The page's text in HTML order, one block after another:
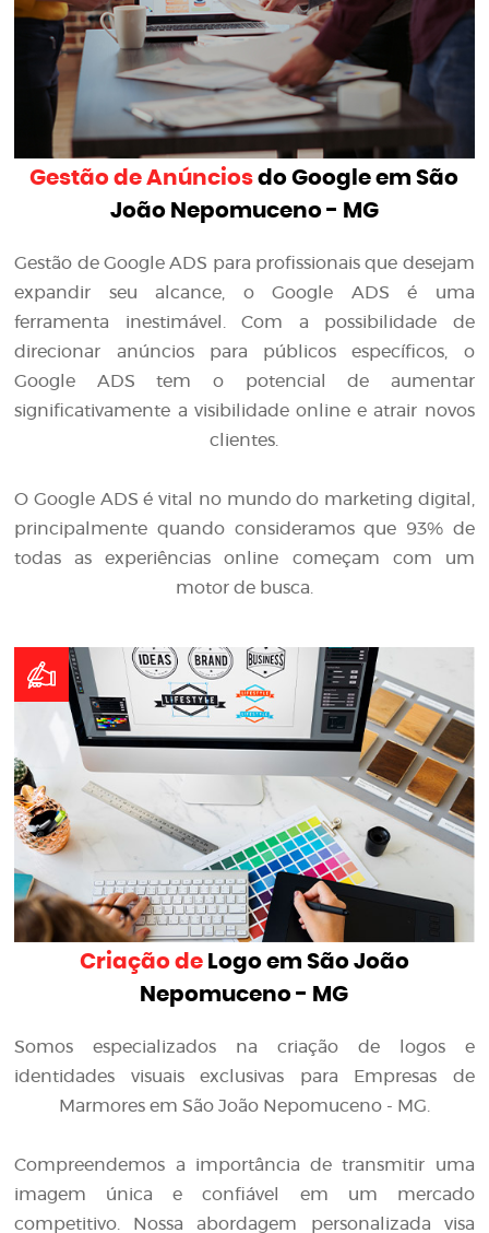
Gestão de Anúncios do Google em São
João Nepomuceno - MG
Gestão de Google ADS para profissionais que desejam
expandir seu alcance, o Google ADS é uma
ferramenta inestimável. Com a possibilidade de
direcionar anúncios para públicos específicos, o
Google ADS tem o potencial de aumentar
significativamente a visibilidade online e atrair novos
clientes.
O Google ADS é vital no mundo do marketing digital,
principalmente quando consideramos que 93% de
todas as experiências online começam com um
motor de busca.
Criação deLogo em São João
Nepomuceno - MG
Somos especializados na criação de logos e
identidades visuais exclusivas para Empresas de
Marmores em São João Nepomuceno - MG.
Compreendemos a importância de transmitir uma
imagem única e confiável em um mercado
competitivo. Nossa abordagem personalizada visa